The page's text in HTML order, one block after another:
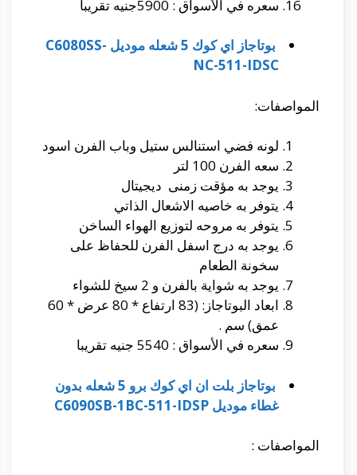
سعره في الأسواق : 5900جنيه تقريبا
بوتاجاز اي كوك 5 شعله موديل C6080SS-
NC-511-IDSC
المواصفات:
لونه فضي استنالس ستيل وباب الفرن اسود
سعه الفرن 100 لتر
يوجد به مؤقت زمنى ديجيتال
يتوفر به خاصيه الاشعال الذاتي
يتوفر به مروحه لتوزيع الهواء الساخن
يوجد به درج اسفل الفرن للحفاظ على
سخونة الطعام
يوجد به شواية بالفرن و 2 سيخ للشواء
ابعاد البوتاجاز: (83 ارتفاع * 80 عرض * 60
عمق) سم .
سعره في الأسواق : 5540 جنيه تقريبا
بوتاجاز بلت ان اي كوك برو 5 شعله بدون
غطاء موديل C6090SB-1BC-511-IDSP
المواصفات :